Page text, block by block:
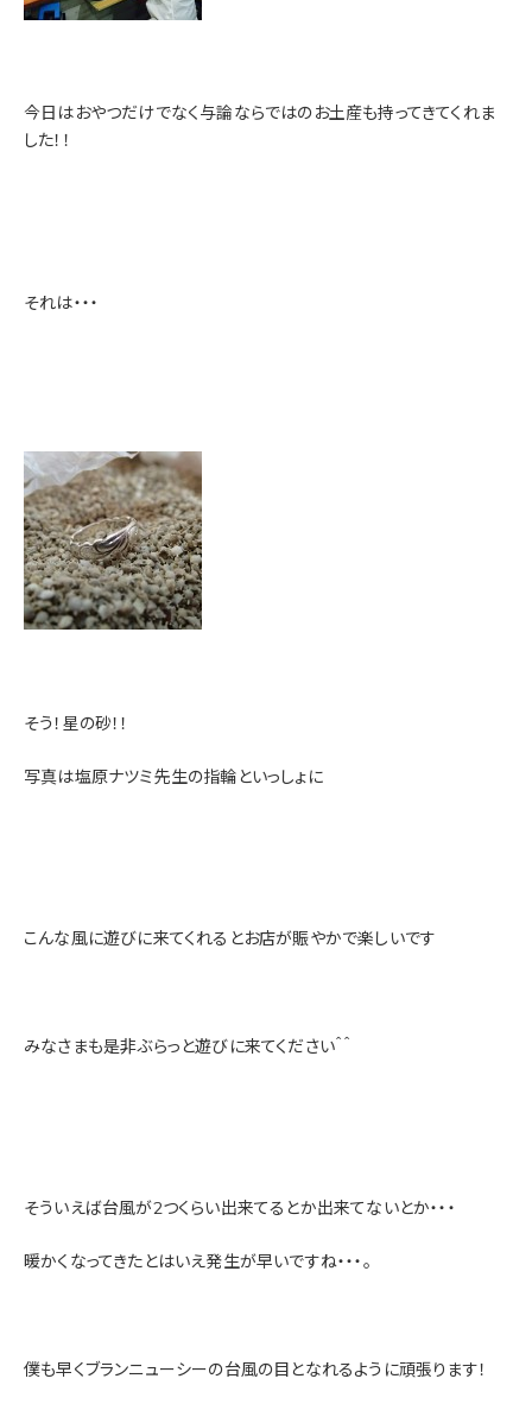
今日はおやつだけでなく与論ならではのお土産も持ってきてくれま
した！！
それは・・・
そう！星の砂！！
写真は塩原ナツミ先生の指輪といっしょに
こんな風に遊びに来てくれるとお店が賑やかで楽しいです
みなさまも是非ぶらっと遊びに来てください＾＾
そういえば台風が2つくらい出来てるとか出来てないとか・・・
暖かくなってきたとはいえ発生が早いですね・・・。
僕も早くブランニューシーの台風の目となれるように頑張ります！